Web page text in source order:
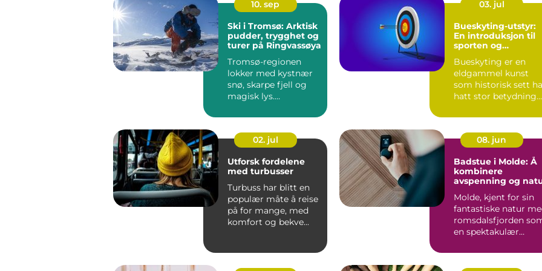
10. sep
Ski i Tromsø: Arktisk
pudder, trygghet og
turer på Ringvassøya
Tromsø-regionen
lokker med kystnær
snø, skarpe fjell og
magisk lys.
03. jul
Bueskyting-utstyr:
En introduksjon til
sporten og
Bueskyting er en
eldgammel kunst
som historisk sett
hatt stor betydning
02. jul
Utforsk fordelene
med turbusser
Turbuss har blitt en
populær måte å reise
på for mange, med
komfort og bekve...
08. jun
Badstue i Molde: Å
kombinere
avspenning og
Molde, kjent for sin
fantastiske natur
romsdalsfjorden
en spektakulær